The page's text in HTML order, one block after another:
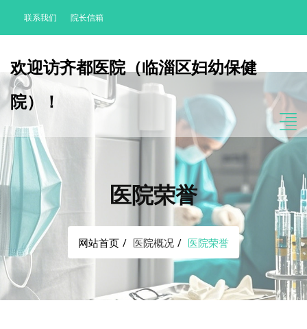
联系我们 院长信箱
欢迎访齐都医院（临淄区妇幼保健
院）！
医院荣誉
网站首页 医院概况 医院荣誉